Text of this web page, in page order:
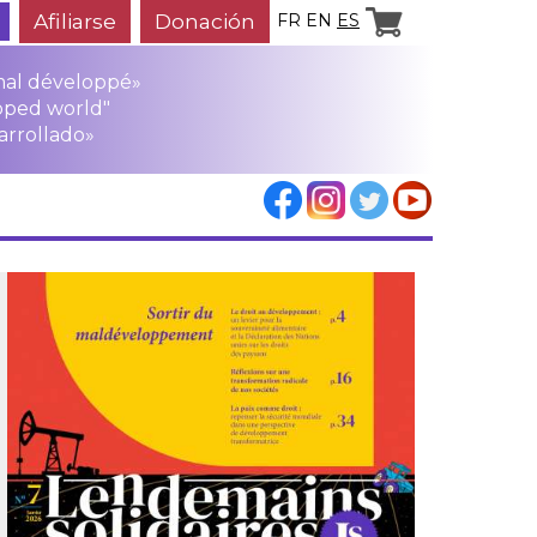
Afiliarse Donación FR EN ES
développé»
world"